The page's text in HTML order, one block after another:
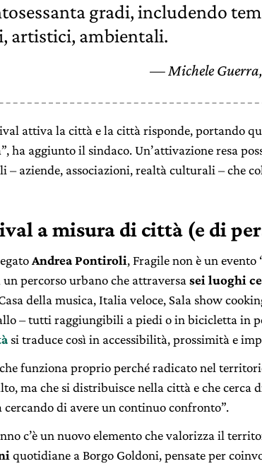
gradi, includendo
artistici, ambientali.
Michele
attiva la città e la città risponde, portando
ha aggiunto il sindaco. Un’attivazione resa
– aziende, associazioni, realtà culturali – che
a misura di città (e di
Andrea Pontiroli, Fragile non è un evento
percorso urbano che attraversa sei luoghi
della musica, Italia veloce, Sala show
– tutti raggiungibili a piedi o in bicicletta in
si traduce così in accessibilità, prossimità e
funziona proprio perché radicato nel
ma che si distribuisce nella città e che cerca
di avere un continuo confronto”.
c’è un nuovo elemento che valorizza il
quotidiane a Borgo Goldoni, pensate per